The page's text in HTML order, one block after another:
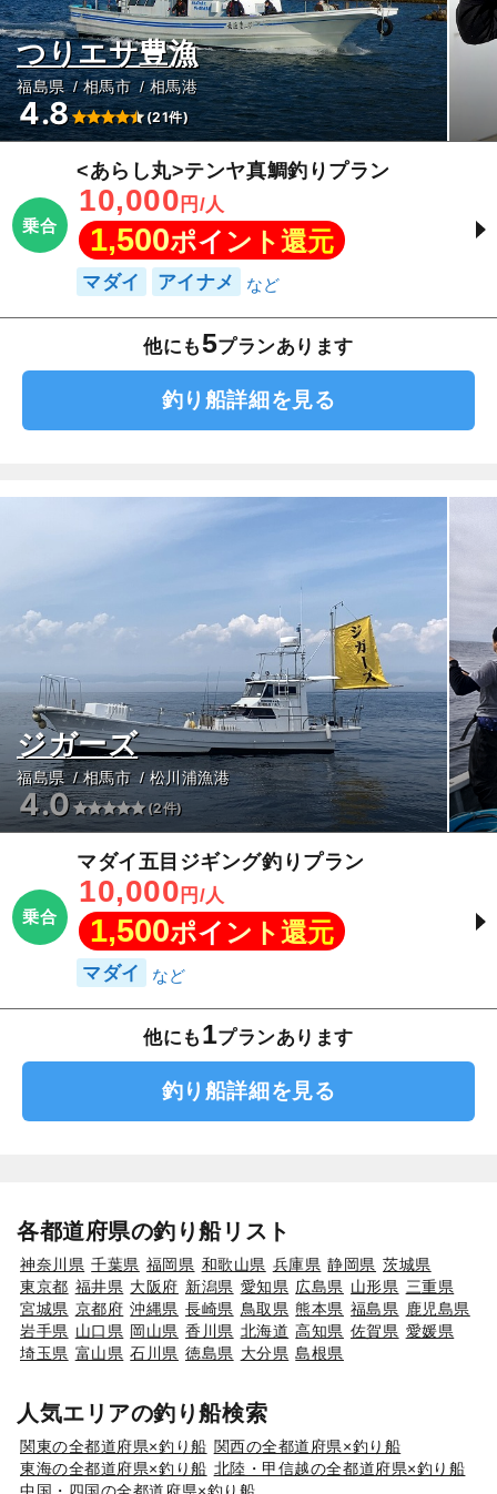
つりエサ豊漁
福島県 相馬市 相馬港
4.8 (21件)
乗合
<あらし丸>テンヤ真鯛釣りプラン
10,000 円/人
1,500ポイント還元
マダイ アイナメ
他にも5プランあります
釣り船詳細を見る
ジガーズ
福島県 相馬市 松川浦漁港
4.0 (2件)
乗合
マダイ五目ジギング釣りプラン
10,000 円/人
1,500ポイント還元
マダイ
他にも 1プランあります
釣り船詳細を見る
各都道府県の釣り船リスト
神奈川県 千葉県 福岡県 和歌山県 兵庫県 静岡県 茨城県
東京都 福井県 大阪府 新潟県 愛知県 広島県 山形県 三重県
宮城県 京都府 沖縄県 長崎県 鳥取県 熊本県 福島県 鹿児島県
岩手県 山口県 岡山県 香川県 北海道 高知県 佐賀県 愛媛県
埼玉県 富山県 石川県 徳島県 大分県 島根県
人気エリアの釣り船検索
関東の全都道府県×釣り船 関西の全都道府県×釣り船
東海の全都道府県×釣り船 北陸・甲信越の全都道府県×釣り船